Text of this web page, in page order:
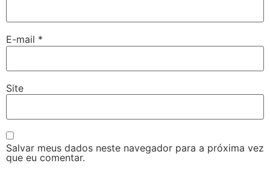
E-mail *
Site
Salvar meus dados neste navegador para a próxima vez
que eu comentar.